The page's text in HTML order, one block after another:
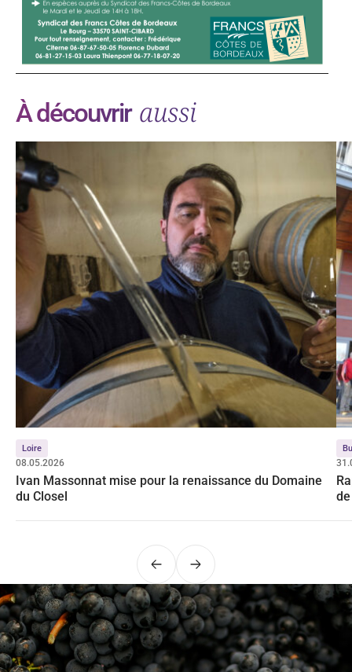
À découvrir aussi
Loire
08.05.2026
Ivan Massonnat mise pour la renaissance du Domaine
du Closel
PrécédentSuivant